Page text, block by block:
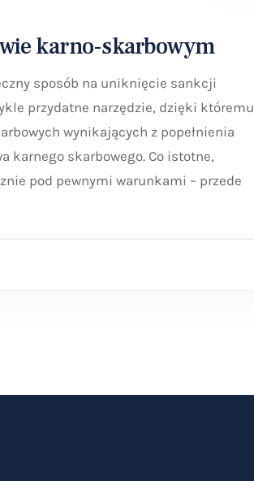
karno-skarbowym
sposób na uniknięcie sankcji
przydatne narzędzie, dzięki któremu
wynikających z popełnienia
karnego skarbowego. Co istotne,
pod pewnymi warunkami – przede